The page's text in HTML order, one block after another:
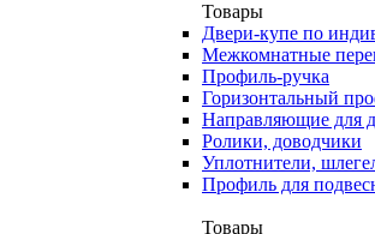
Товары
Двери-купе по
Межкомнатные
Профиль-ручка
Горизонтальный
Направляющие для
Ролики, доводчики
Уплотнители,
Профиль для
Товары